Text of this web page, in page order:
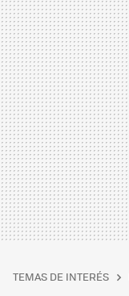
TEMAS DE INTERÉS